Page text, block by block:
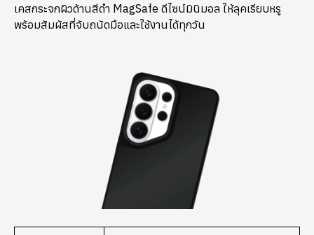
เคสกระจกผิวด้านสีดำ MagSafe ดีไซน์มินิมอล ให้ลุคเรียบหรู
พร้อมสัมผัสที่จับถนัดมือและใช้งานได้ทุกวัน